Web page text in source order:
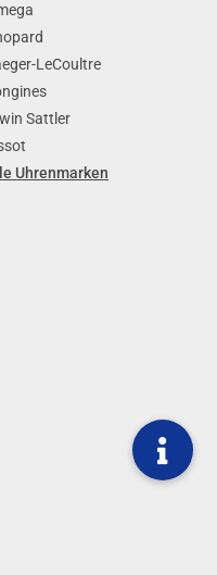
LeCoultre
Sattler
Uhrenmarken